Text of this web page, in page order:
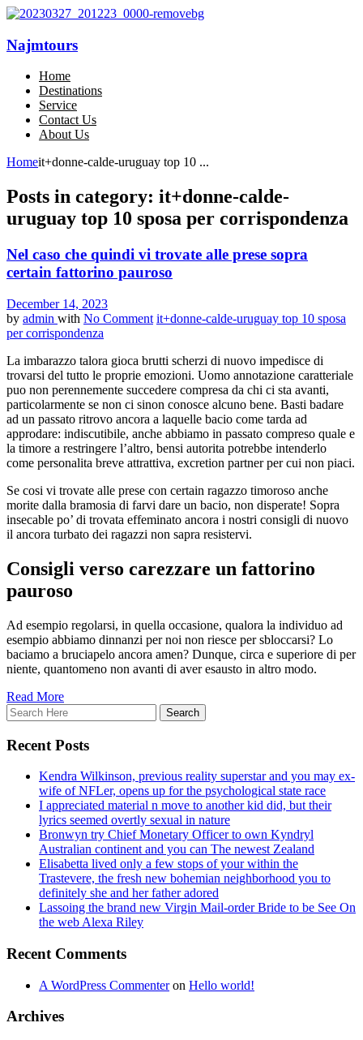
Najmtours
Home
Destinations
Service
Contact Us
About Us
Homeit+donne-calde-uruguay top 10 ...
Posts in category: it+donne-calde-
uruguay top 10 sposa per corrispondenza
Nel caso che quindi vi trovate alle prese sopra
certain fattorino pauroso
December 14, 2023
by admin with No Comment it+donne-calde-uruguay top 10 sposa
per corrispondenza
La imbarazzo talora gioca brutti scherzi di nuovo impedisce di
trovarsi del tutto le proprie emozioni. Uomo annotazione caratteriale
puo non perennemente succedere compresa da chi ci sta avanti,
particolarmente se non ci sinon conosce alcuno bene. Basti badare
ad un passato ritrovo ancora a laquelle bacio come tarda ad
approdare: indiscutibile, anche abbiamo in passato compreso quale e
la timore a restringere l’altro, bensi autorita potrebbe intenderlo
come personalita breve attrattiva, excretion partner per cui non piaci.
Se cosi vi trovate alle prese con certain ragazzo timoroso anche
morite dalla bramosia di farvi dare un bacio, non disperate! Sopra
insecable po’ di trovata effeminato ancora i nostri consigli di nuovo
il ancora turbato dei ragazzi non sapra resistervi.
Consigli verso carezzare un fattorino
pauroso
Ad esempio regolarsi, in quella occasione, qualora la individuo ad
esempio abbiamo dinnanzi per noi non riesce per sbloccarsi? Lo
baciamo a bruciapelo ancora amen? Dunque, circa e superiore di per
niente, quantomeno non avanti di aver esausto in altro modo.
Read More
Recent Posts
Kendra Wilkinson, previous reality superstar and you may ex-
wife of NFLer, opens up for the psychological state race
I appreciated material n move to another kid did, but their
lyrics seemed overtly sexual in nature
Bronwyn try Chief Monetary Officer to own Kyndryl
Australian continent and you can The newest Zealand
Elisabetta lived only a few stops of your within the
Trastevere, the fresh new bohemian neighborhood you to
definitely she and her father adored
Lassoing the brand new Virgin Mail-order Bride to be See On
the web Alexa Riley
Recent Comments
A WordPress Commenteron Hello world!
Archives